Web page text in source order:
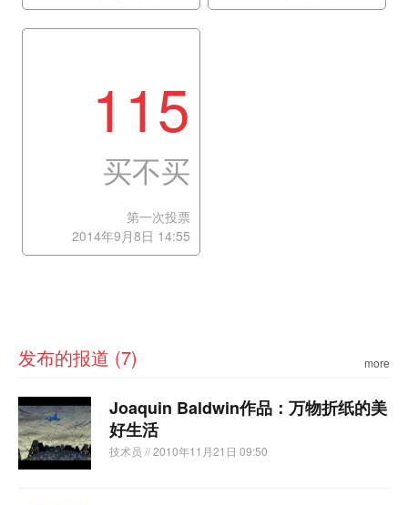
115
买不买
第一次投票
2014年9月8日 14:55
发布的报道 (7) more
Joaquin Baldwin作品：万物折纸的美
好生活
技术员 // 2010年11月21日 09:50